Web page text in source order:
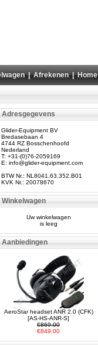
|Afrekenen|Home
Adresgegevens
Glider-Equipment BV
Bredasebaan 4
4744 RZ Bosschenhoofd
Nederland
T: +31-(0)76-2059169
E: info@glider-equipment.com
BTW Nr.: NL8041.63.352.B01
KVK Nr.: 20078670
Winkelwagen
Uw winkelwagen
is leeg
Aanbiedingen
AeroStar headset ANR 2.0 (CFK)
[AS-HS-ANR-S]
€869.00
€849.00